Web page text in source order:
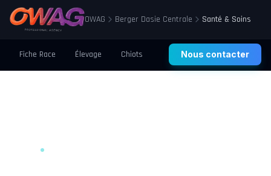
OWAG Berger Dasie Centrale Santé & Soins
Fiche Race Élevage Chiots Santé Éducation
Nous contacter